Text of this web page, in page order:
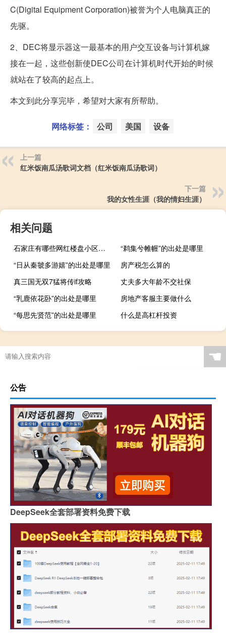
C(Digital Equipment Corporation)被誉为个人电脑真正的
先驱。
2、DEC将显示器这一最基本的用户交互设备与计算机嫁
接在一起，这些创新使DEC公司在计算机时代开始的时候
就站在了较高的起点上。
本文到此分享完毕，希望对大家有所帮助。
网络标签： 公司 美国 设备
上一篇
红米饭南瓜汤歌词文档（红米饭南瓜汤歌词）
下一篇
我的女性生涯（我的情妇生涯）
相关问题
石家庄有哪些网红楼盘小区？介绍5个最知名地产项目
“鹈集兮帷幄”的出处是哪里
“日从秦虢多游嬉”的出处是哪里
房产税怎么算的
真三国无双7猛将传if攻略
丈夫多大年龄不交社保
“乳鹿依花卧”的出处是哪里
房地产客服主要做什么
“每思先贤范”的出处是哪里
什么是高杠杆投资
过年有没有人给你
☚
公告
DeepSeek全套部署资料免费下载